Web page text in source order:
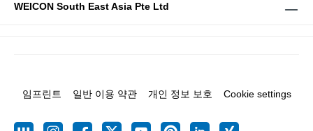
WEICON South East Asia Pte Ltd
임프린트 일반 이용 약관 개인 정보 보호 Cookie settings